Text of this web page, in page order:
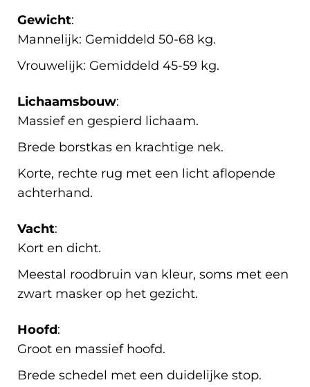
Gewicht:
Mannelijk: Gemiddeld 50-68 kg.
Vrouwelijk: Gemiddeld 45-59 kg.
Lichaamsbouw:
Massief en gespierd lichaam.
Brede borstkas en krachtige nek.
Korte, rechte rug met een licht aflopende
achterhand.
Vacht:
Kort en dicht.
Meestal roodbruin van kleur, soms met een
zwart masker op het gezicht.
Hoofd:
Groot en massief hoofd.
Brede schedel met een duidelijke stop.